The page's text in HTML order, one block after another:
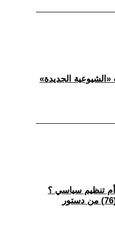
الجديدة»
أم تنظيم سياسي ؟
دراسة تحليلية في ضوء المادة (76) من دستور